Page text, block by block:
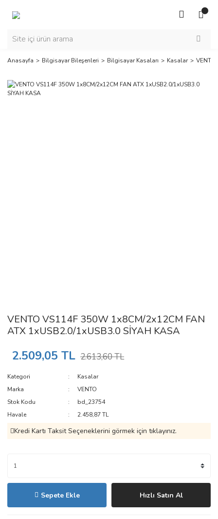
Anasayfa Bilgisayar Bileşenleri Bilgisayar Kasaları Kasalar VENTO
VENTO VS114F 350W 1x8CM/2x12CM FAN
ATX 1xUSB2.0/1xUSB3.0 SİYAH KASA
2.509,05 TL 2.613,60 TL
Kategori
Kasalar
Marka
VENTO
Stok Kodu
bd_23754
Havale
2.458,87 TL
Kredi Kartı Taksit Seçeneklerini görmek için tıklayınız.
Sepete Ekle Hızlı Satın Al